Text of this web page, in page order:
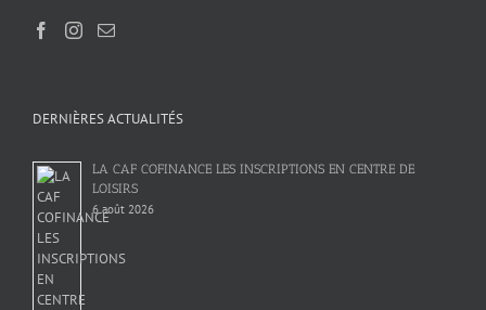
DERNIÈRES ACTUALITÉS
LA CAF COFINANCE LES INSCRIPTIONS EN CENTRE DE
LOISIRS
6 août 2026